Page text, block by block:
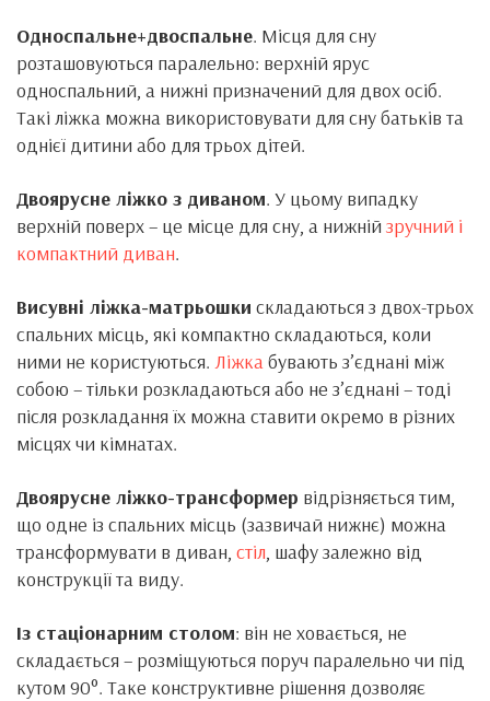
Односпальне+двоспальне. Місця для сну
розташовуються паралельно: верхній ярус
односпальний, а нижні призначений для двох осіб.
Такі ліжка можна використовувати для сну батьків та
однієї дитини або для трьох дітей.
Двоярусне ліжко з диваном. У цьому випадку
верхній поверх – це місце для сну, а нижній зручний і
компактний диван.
Висувні ліжка-матрьошки складаються з двох-трьох
спальних місць, які компактно складаються, коли
ними не користуються. Ліжкабувають з’єднані між
собою – тільки розкладаються або не з’єднані – тоді
після розкладання їх можна ставити окремо в різних
місцях чи кімнатах.
Двоярусне ліжко-трансформер відрізняється тим,
що одне із спальних місць (зазвичай нижнє) можна
трансформувати в диван, стіл, шафу залежно від
конструкції та виду.
Із стаціонарним столом: він не ховається, не
складається – розміщуються поруч паралельно чи під
кутом 90°. Таке конструктивне рішення дозволяє